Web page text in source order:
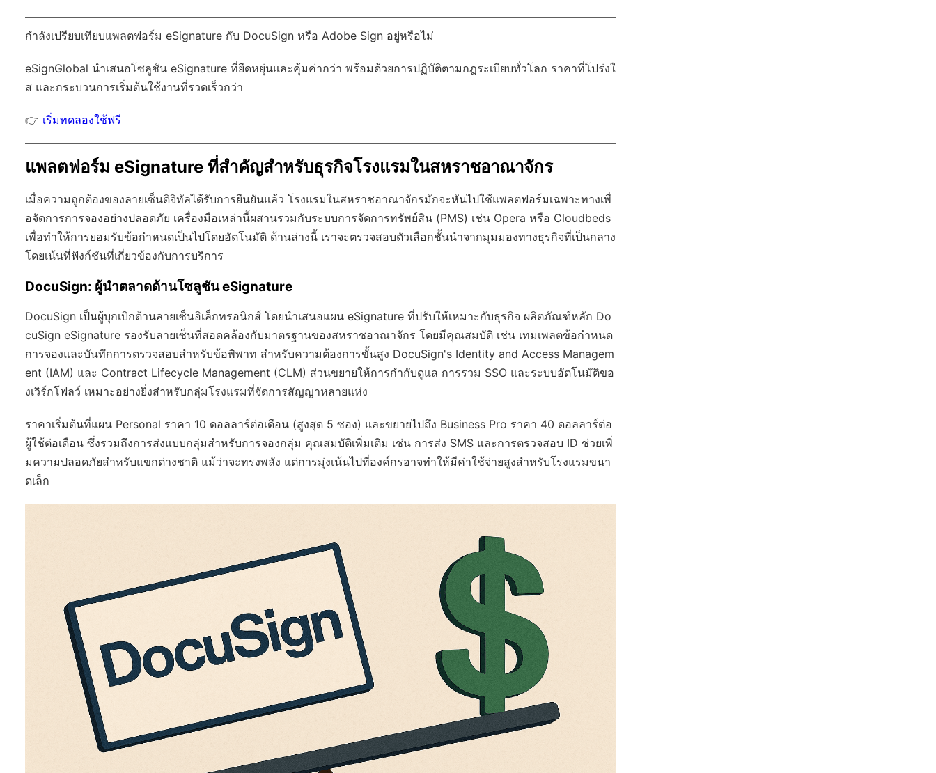
กำลังเปรียบเทียบแพลตฟอร์ม eSignature กับ DocuSign หรือ Adobe Sign อยู่หรือไม่
eSignGlobal นำเสนอโซลูชัน eSignature ที่ยืดหยุ่นและคุ้มค่ากว่า พร้อมด้วยการปฏิบัติตามกฎระเบียบทั่วโลก ราคาที่โปร่งใ
ส และกระบวนการเริ่มต้นใช้งานที่รวดเร็วกว่า
👉 เริ่มทดลองใช้ฟรี
แพลตฟอร์ม eSignature ที่สำคัญสำหรับธุรกิจโรงแรมในสหราชอาณาจักร
เมื่อความถูกต้องของลายเซ็นดิจิทัลได้รับการยืนยันแล้ว โรงแรมในสหราชอาณาจักรมักจะหันไปใช้แพลตฟอร์มเฉพาะทางเพื่
อจัดการการจองอย่างปลอดภัย เครื่องมือเหล่านี้ผสานรวมกับระบบการจัดการทรัพย์สิน (PMS) เช่น Opera หรือ Cloudbeds
เพื่อทำให้การยอมรับข้อกำหนดเป็นไปโดยอัตโนมัติ ด้านล่างนี้ เราจะตรวจสอบตัวเลือกชั้นนำจากมุมมองทางธุรกิจที่เป็นกลาง
โดยเน้นที่ฟังก์ชันที่เกี่ยวข้องกับการบริการ
DocuSign: ผู้นำตลาดด้านโซลูชัน eSignature
DocuSign เป็นผู้บุกเบิกด้านลายเซ็นอิเล็กทรอนิกส์ โดยนำเสนอแผน eSignature ที่ปรับให้เหมาะกับธุรกิจ ผลิตภัณฑ์หลัก Do
cuSign eSignature รองรับลายเซ็นที่สอดคล้องกับมาตรฐานของสหราชอาณาจักร โดยมีคุณสมบัติ เช่น เทมเพลตข้อกำหนด
การจองและบันทึกการตรวจสอบสำหรับข้อพิพาท สำหรับความต้องการขั้นสูง DocuSign's Identity and Access Managem
ent (IAM) และ Contract Lifecycle Management (CLM) ส่วนขยายให้การกำกับดูแล การรวม SSO และระบบอัตโนมัติขอ
งเวิร์กโฟลว์ เหมาะอย่างยิ่งสำหรับกลุ่มโรงแรมที่จัดการสัญญาหลายแห่ง
ราคาเริ่มต้นที่แผน Personal ราคา 10 ดอลลาร์ต่อเดือน (สูงสุด 5 ซอง) และขยายไปถึง Business Pro ราคา 40 ดอลลาร์ต่อ
ผู้ใช้ต่อเดือน ซึ่งรวมถึงการส่งแบบกลุ่มสำหรับการจองกลุ่ม คุณสมบัติเพิ่มเติม เช่น การส่ง SMS และการตรวจสอบ ID ช่วยเพิ่
มความปลอดภัยสำหรับแขกต่างชาติ แม้ว่าจะทรงพลัง แต่การมุ่งเน้นไปที่องค์กรอาจทำให้มีค่าใช้จ่ายสูงสำหรับโรงแรมขนา
ดเล็ก